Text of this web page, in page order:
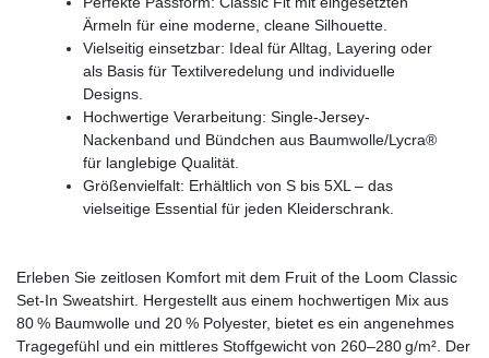
Ärmeln für eine moderne, cleane Silhouette.
Vielseitig einsetzbar: Ideal für Alltag, Layering oder
als Basis für Textilveredelung und individuelle
Designs.
Hochwertige Verarbeitung: Single-Jersey-
Nackenband und Bündchen aus Baumwolle/Lycra®
für langlebige Qualität.
Größenvielfalt: Erhältlich von S bis 5XL – das
vielseitige Essential für jeden Kleiderschrank.
Erleben Sie zeitlosen Komfort mit dem Fruit of the Loom Classic
Set-In Sweatshirt. Hergestellt aus einem hochwertigen Mix aus
80 % Baumwolle und 20 % Polyester, bietet es ein angenehmes
Tragegefühl und ein mittleres Stoffgewicht von 260–280 g/m². Der